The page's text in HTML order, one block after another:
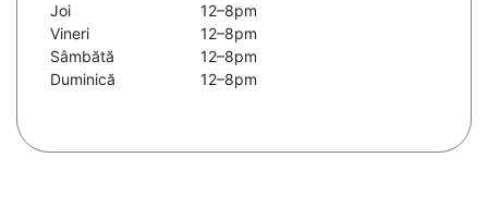
Joi
12–8pm
Vineri
12–8pm
Sâmbătă
12–8pm
Duminică
12–8pm